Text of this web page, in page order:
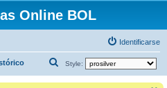
Online BOL
Identificarse
Style:
u